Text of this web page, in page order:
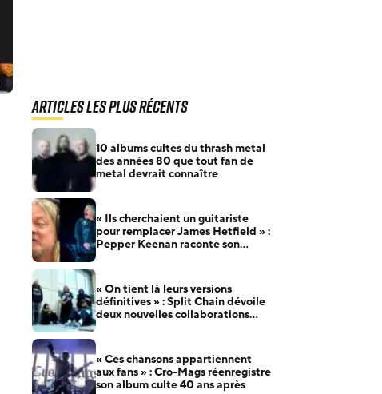
Articles les plus récents
10 albums cultes du thrash metal
des années 80 que tout fan de
metal devrait connaître
« Ils cherchaient un guitariste
pour remplacer James Hetfield » :
Pepper Keenan raconte son
« On tient là leurs versions
définitives » : Split Chain dévoile
deux nouvelles collaborations
« Ces chansons appartiennent
aux fans » : Cro-Mags réenregistre
son album culte 40 ans après